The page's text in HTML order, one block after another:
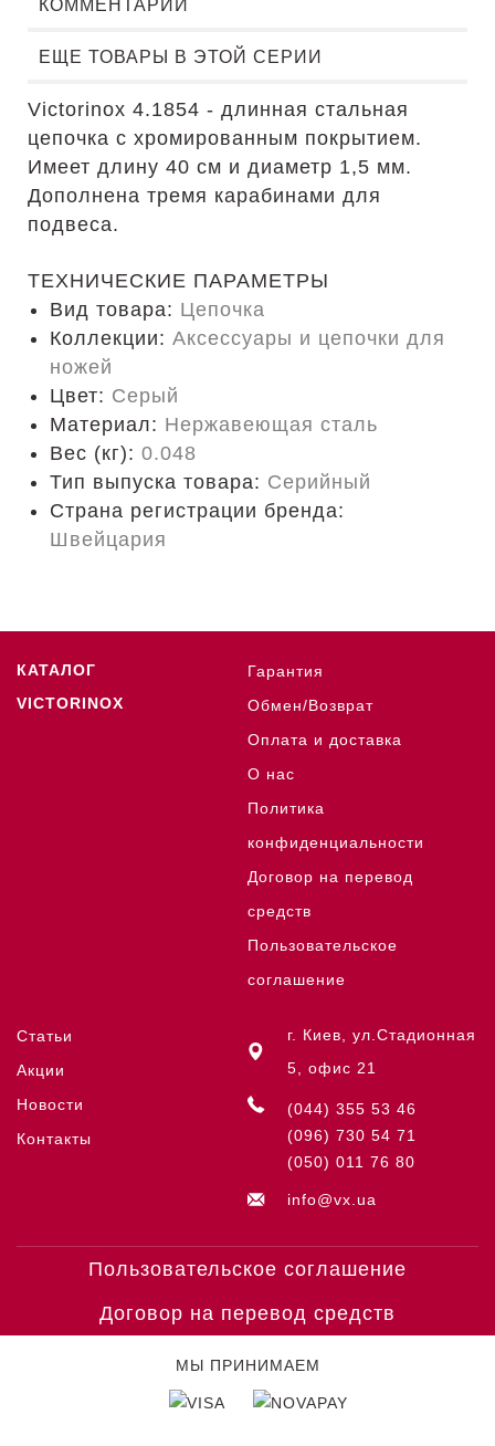
КОММЕНТАРИИ
ЕЩЕ ТОВАРЫ В ЭТОЙ СЕРИИ
Victorinox 4.1854 - длинная стальная
цепочка с хромированным покрытием.
Имеет длину 40 см и диаметр 1,5 мм.
Дополнена тремя карабинами для
подвеса.
ТЕХНИЧЕСКИЕ ПАРАМЕТРЫ
Вид товара: Цепочка
Коллекции: Аксессуары и цепочки для
ножей
Цвет: Серый
Материал: Нержавеющая сталь
Вес (кг): 0.048
Тип выпуска товара: Серийный
Страна регистрации бренда:
Швейцария
КАТАЛОГ
VICTORINOX
Гарантия
Обмен/Возврат
Оплата и доставка
О нас
Политика
конфиденциальности
Договор на перевод
средств
Пользовательское
соглашение
Статьи
Акции
Новости
Контакты
г. Киев, ул.Стадионная
5, офис 21
(044) 355 53 46
(096) 730 54 71
(050) 011 76 80
info@vx.ua
Пользовательское соглашение
Договор на перевод средств
МЫ ПРИНИМАЕМ